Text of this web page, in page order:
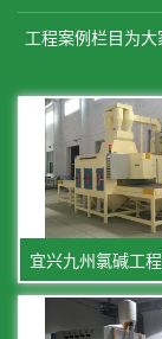
工程案例栏目为